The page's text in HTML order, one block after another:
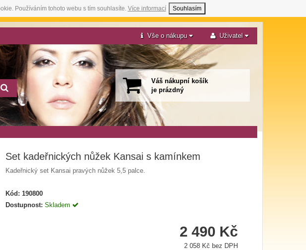
Používáním tohoto webu s tím souhlasíte. Více informací Souhlasím
Vše o nákupu Uživatel
Váš nákupní košík
je prázdný
Set kadeřnických nůžek Kansai s kamínkem
Kadeřnický set Kansai pravých nůžek 5,5 palce.
Kód: 190800
Dostupnost: Skladem
2 490 Kč
2 058 Kč bez DPH